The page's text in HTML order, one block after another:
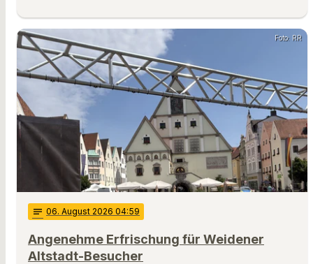
Foto: RR
notes 06. August 2026 04:59
Angenehme Erfrischung für Weidener
Altstadt-Besucher